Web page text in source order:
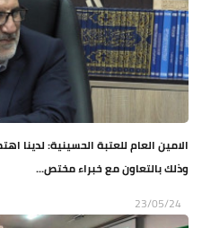
الامين العام للعتبة الحسينية: لدينا
وذلك بالتعاون مع خبراء مختص...
23/05/24